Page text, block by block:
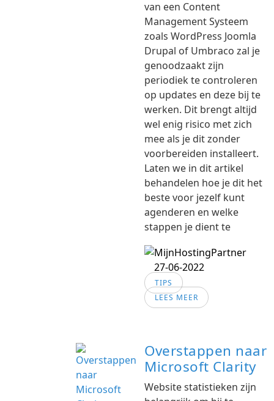
van een Content
Management Systeem
zoals WordPress Joomla
Drupal of Umbraco zal je
genoodzaakt zijn
periodiek te controleren
op updates en deze bij te
werken. Dit brengt altijd
wel enig risico met zich
mee als je dit zonder
voorbereiden installeert.
Laten we in dit artikel
behandelen hoe je dit het
beste voor jezelf kunt
agenderen en welke
stappen je dient te
27-06-2022
TIPS
LEES MEER
Overstappen naar
Microsoft Clarity
Website statistieken zijn